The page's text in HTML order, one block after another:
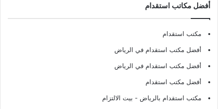
أفضل مكاتب استقدام
مكتب استقدام
أفضل مكتب استقدام في الرياض
أفضل مكتب استقدام في الرياض
أفضل مكتب استقدام
مكتب استقدام بالرياض - بيت الالتزام